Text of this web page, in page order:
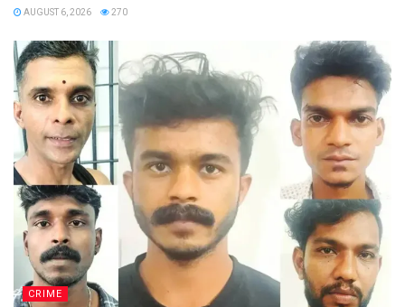
AUGUST 6, 2026 270
CRIME